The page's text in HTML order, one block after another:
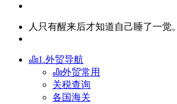
人只有醒来后才知道自己睡了一觉。
1.外贸导航
外贸常用
关税查询
各国海关